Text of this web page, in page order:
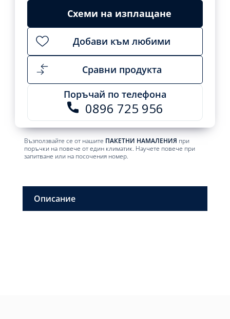
Схеми на изплащане
Добави към любими
Сравни продукта
Поръчай по телефона
0896 725 956
Възползвайте се от нашите ПАКЕТНИ НАМАЛЕНИЯ при
поръчки на повече от един климатик. Научете повече при
запитване или на посочения номер.
Описание